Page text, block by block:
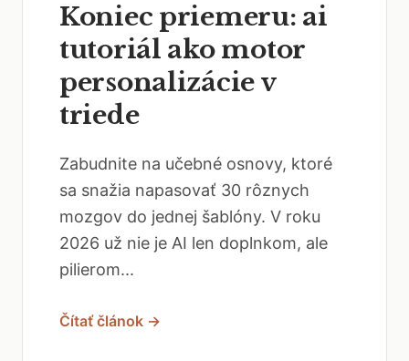
Koniec priemeru: ai
tutoriál ako motor
personalizácie v
triede
Zabudnite na učebné osnovy, ktoré
sa snažia napasovať 30 rôznych
mozgov do jednej šablóny. V roku
2026 už nie je AI len doplnkom, ale
pilierom...
Čítať článok →